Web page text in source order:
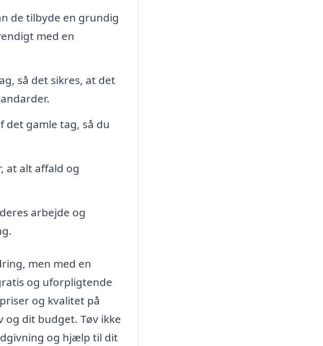
de tilbyde en grundig
med en
så det sikres, at det
det gamle tag, så du
at alt affald og
arbejde og
men med en
og uforpligtende
og kvalitet på
og dit budget. Tøv ikke
og hjælp til dit